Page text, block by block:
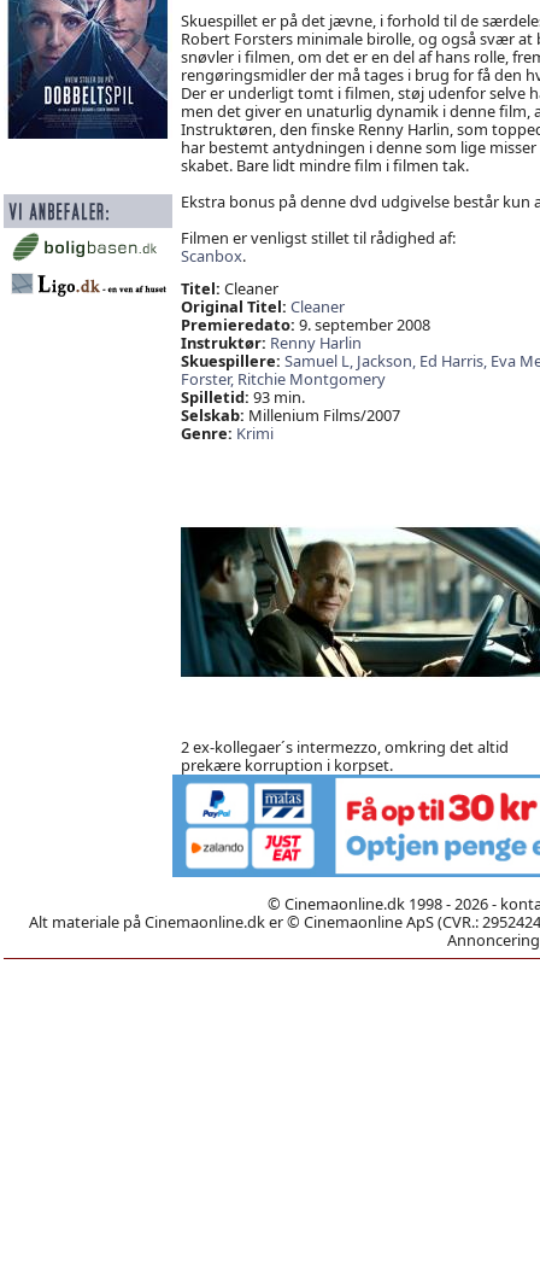
Skuespillet er på det jævne, i forhold til de
Robert Forsters minimale birolle, og også svær
snøvler i filmen, om det er en del af hans rolle,
rengøringsmidler der må tages i brug for få den
Der er underligt tomt i filmen, støj udenfor selve
men det giver en unaturlig dynamik i denne film,
Instruktøren, den finske Renny Harlin, som
har bestemt antydningen i denne som lige
skabet. Bare lidt mindre film i filmen tak.
Ekstra bonus på denne dvd udgivelse består
Filmen er venligst stillet til rådighed af:
Scanbox.
Titel: Cleaner
Original Titel: Cleaner
Premieredato: 9. september 2008
Instruktør: Renny Harlin
Skuespillere: Samuel L, Jackson, Ed Harris, Eva
Forster, Ritchie Montgomery
Spilletid: 93 min.
Selskab: Millenium Films/2007
Genre: Krimi
2 ex-kollegaer´s intermezzo, omkring det altid
prekære korruption i korpset.
© Cinemaonline.dk 1998 - 2026 -
Alt materiale på Cinemaonline.dk er © Cinemaonline ApS (CVR.: